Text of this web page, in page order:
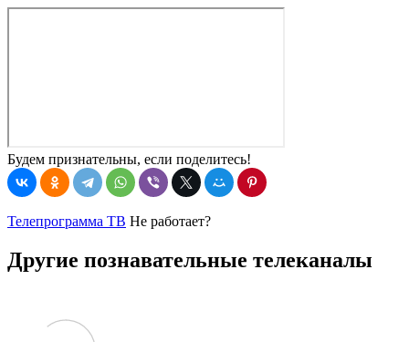
Будем признательны, если поделитесь!
Телепрограмма ТВ Не работает?
Другие познавательные телеканалы